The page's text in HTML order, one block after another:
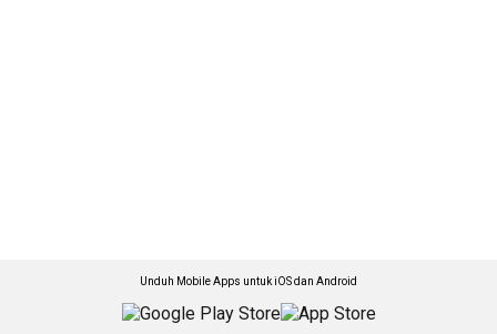
Unduh Mobile Apps untuk iOS dan Android